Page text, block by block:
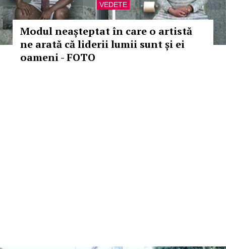
VEDETE
Modul neașteptat în care o artistă
ne arată că liderii lumii sunt și ei
oameni - FOTO